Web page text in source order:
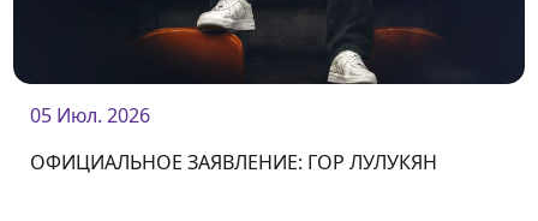
05 Июл. 2026
ОФИЦИАЛЬНОЕ ЗАЯВЛЕНИЕ: ГОР ЛУЛУКЯН